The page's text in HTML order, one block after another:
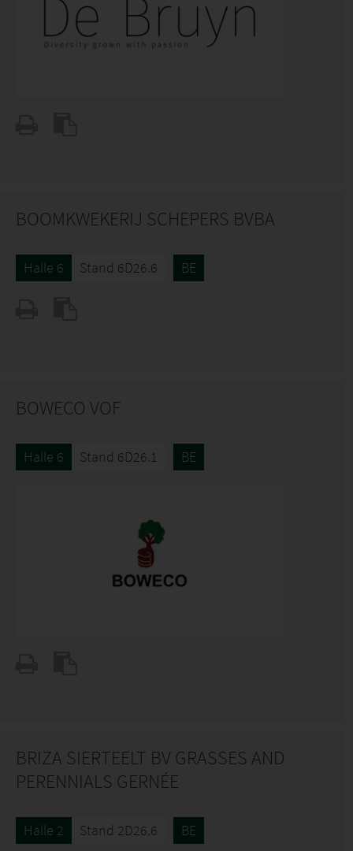
BOOMKWEKERIJ SCHEPERS BVBA
Halle 6 Stand 6D26.6 BE
BOWECO VOF
Halle 6 Stand 6D26.1 BE
BRIZA SIERTEELT BV GRASSES AND
PERENNIALS GERNÉE
Halle 2 Stand 2D26.6 BE